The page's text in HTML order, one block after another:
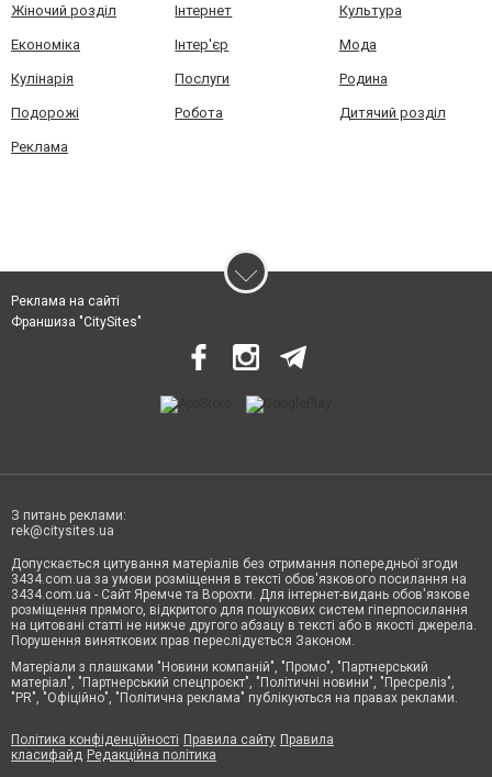
Жіночий розділ Інтернет Культура
Економіка Інтер'єр Мода
Кулінарія Послуги Родина
Подорожі Робота Дитячий розділ
Реклама
Реклама на сайті
Франшиза "CitySites"
З питань реклами:
rek@citysites.ua
Допускається цитування матеріалів без отримання попередньої згоди
3434.com.ua за умови розміщення в тексті обов'язкового посилання на
3434.com.ua - Сайт Яремче та Ворохти. Для інтернет-видань обов'язкове
розміщення прямого, відкритого для пошукових систем гіперпосилання
на цитовані статті не нижче другого абзацу в тексті або в якості джерела.
Порушення виняткових прав переслідується Законом.
Матеріали з плашками "Новини компаній", "Промо", "Партнерський
матеріал", "Партнерський спецпроєкт", "Політичні новини", "Пресреліз",
"PR", "Офіційно", "Політична реклама" публікуються на правах реклами.
Політика конфіденційності Правила сайту Правила
класифайд Редакційна політика